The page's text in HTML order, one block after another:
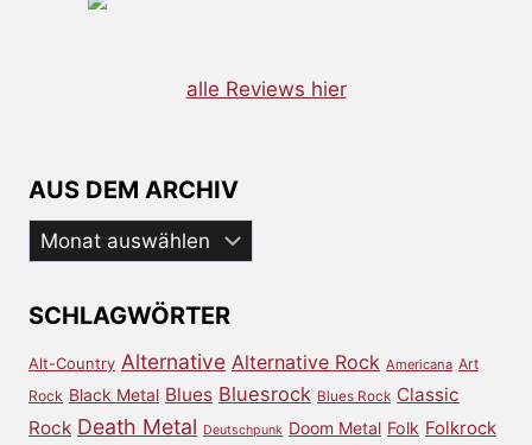
alle Reviews hier
AUS DEM ARCHIV
Aus
dem
SCHLAGWÖRTER
Alt-Country Alternative Alternative Rock Americana Art
Rock Black Metal Blues Bluesrock Blues Rock Classic
Rock Death Metal Deutschpunk Doom Metal Folk Folkrock